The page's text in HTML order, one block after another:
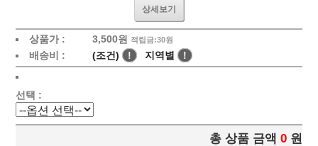
상세보기
상품가 : 3,500원 적립금:30원
배송비 : (조건) ! 지역별 !
선택 :
총 상품 금액 0 원